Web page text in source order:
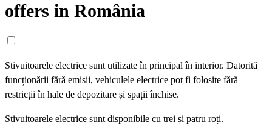
offers in România
Stivuitoarele electrice sunt utilizate în principal în interior. Datorită
funcționării fără emisii, vehiculele electrice pot fi folosite fără
restricții în hale de depozitare și spații închise.
Stivuitoarele electrice sunt disponibile cu trei și patru roți.